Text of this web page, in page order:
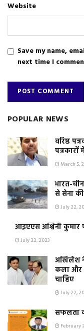
Website
Save my name,
next time I
POPULAR NEWS
वरिष्ठ
March 5,
भारत-
से सेना
July 22,
आइएएस अश्विनी कुमार
July 22, 2023
अखिलेश
कला और
चाहिए
July 22,
सफलता
February